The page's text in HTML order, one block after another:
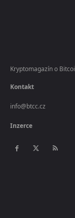
Kryptomagazín o
Kontakt
info@btcc.cz
Inzerce